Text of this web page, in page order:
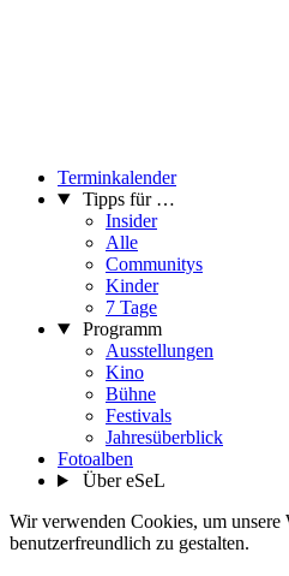
Terminkalender
Tipps für …
Insider
Alle
Communitys
Kinder
7 Tage
Programm
Ausstellungen
Kino
Bühne
Festivals
Jahresüberblick
Fotoalben
Über eSeL
Wir verwenden Cookies, um unsere
benutzerfreundlich zu gestalten.